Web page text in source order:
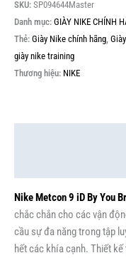
SKU: SP094644Master
Danh mục: GIÀY NIKE CHÍNH
Thẻ: Giày Nike chính hãng
giày nike training
Thương hiệu: NIKE
Nike Metcon 9 iD By You
chắc chắn cho các vận
cầu sự đa năng trong tập
hết các khía cạnh. Thiết